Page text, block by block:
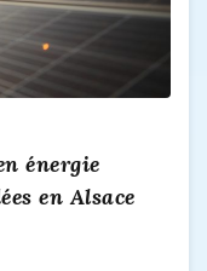
énergie
en Alsace